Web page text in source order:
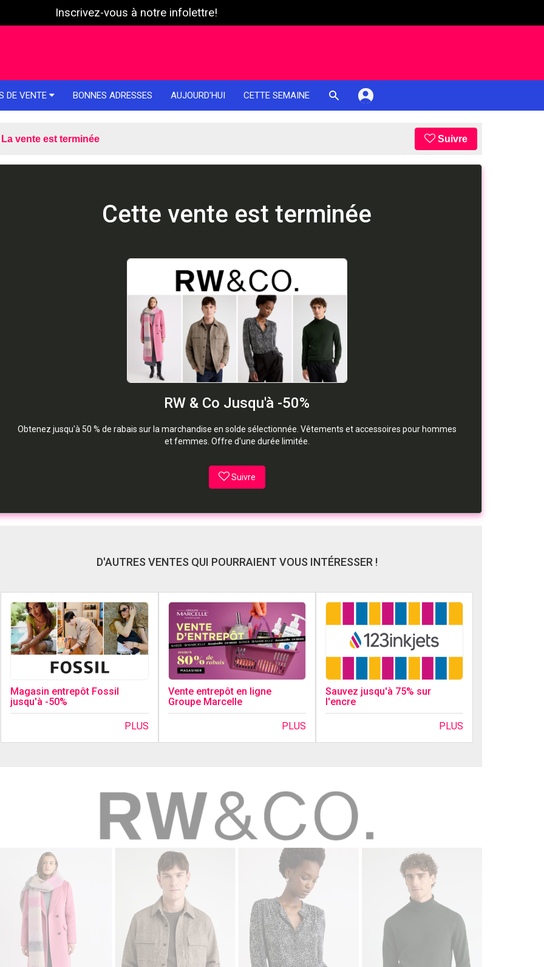
Inscrivez-vous à notre infolettre!
DE VENTE BONNES ADRESSES AUJOURD'HUI CETTE SEMAINE
La vente est terminée Suivre
Cette vente est terminée
RW & Co Jusqu'à -50%
Obtenez jusqu'à 50 % de rabais sur la marchandise en solde sélectionnée. Vêtements et accessoires pour hommes
et femmes. Offre d'une durée limitée.
Suivre
D'AUTRES VENTES QUI POURRAIENT VOUS INTÉRESSER !
Magasin entrepôt Fossil
jusqu'à -50%
PLUS
Vente entrepôt en ligne
Groupe Marcelle
PLUS
Sauvez jusqu'à 75% sur
l'encre
PLUS